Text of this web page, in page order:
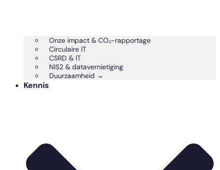
Onze impact & CO₂-rapportage
Circulaire IT
CSRD & IT
NIS2 & datavernietiging
Duurzaamheid →
Kennis